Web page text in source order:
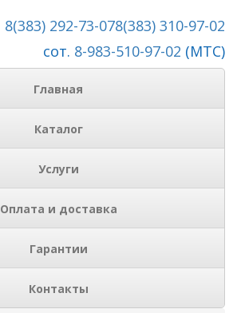
8(383) 310-97-02
8(383) 292-73-07
сот. 8-983-510-97-02 (МТС)
Главная
Каталог
Услуги
Оплата и доставка
Гарантии
Контакты